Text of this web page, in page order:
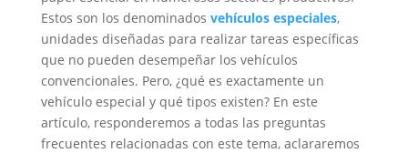
Estos son los denominados vehículos especiales,
unidades diseñadas para realizar tareas específicas
que no pueden desempeñar los vehículos
convencionales. Pero, ¿qué es exactamente un
vehículo especial y qué tipos existen? En este
artículo, responderemos a todas las preguntas
frecuentes relacionadas con este tema, aclararemos